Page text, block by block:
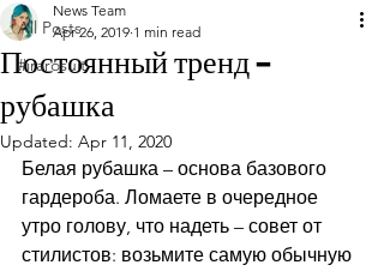
All Posts
#irarosuit
Постоянный тренд –
рубашка
News Team
Apr 26, 2019 1 min read
Updated: Apr 11, 2020
Белая рубашка – основа базового
гардероба. Ломаете в очередное
утро голову, что надеть – совет от
стилистов: возьмите самую обычную